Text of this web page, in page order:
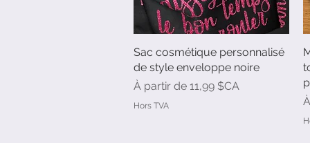
Aperçu rapide
Sac cosmétique personnalisé
de style enveloppe noire
À partir de 11,99 $CA
Prix promotionnel
Hors TVA